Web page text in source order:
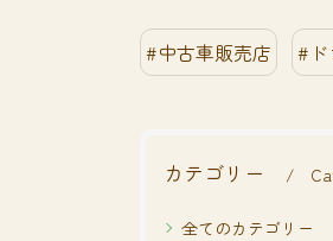
#中古車販売店 #ド
カテゴリー
全てのカテゴリー